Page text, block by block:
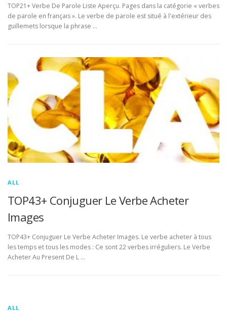
TOP21+ Verbe De Parole Liste Aperçu. Pages dans la catégorie « verbes
de parole en français ». Le verbe de parole est situé à l'extérieur des
guillemets lorsque la phrase …
ALL
TOP43+ Conjuguer Le Verbe Acheter
Images
TOP43+ Conjuguer Le Verbe Acheter Images. Le verbe acheter à tous
les temps et tous les modes : Ce sont 22 verbes irréguliers. Le Verbe
Acheter Au Present De L …
ALL